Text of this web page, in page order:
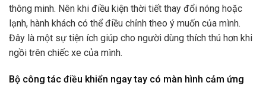
thông minh. Nên khi điều kiện thời tiết thay đổi nóng hoặc
lạnh, hành khách có thể điều chỉnh theo ý muốn của mình.
Đây là một sự tiện ích giúp cho người dùng thích thú hơn khi
ngồi trên chiếc xe của mình.
Bộ công tác điều khiển ngay tay có màn hình cảm ứng